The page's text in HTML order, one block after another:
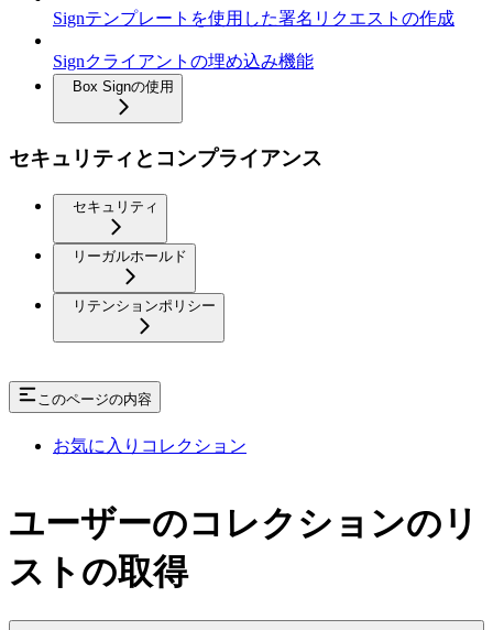
Signテンプレートを使用した署名リクエストの作成
Signクライアントの埋め込み機能
Box Signの使用
セキュリティとコンプライアンス
セキュリティ
リーガルホールド
リテンションポリシー
このページの内容
お気に入りコレクション
ユーザーのコレクションのリ
ストの取得